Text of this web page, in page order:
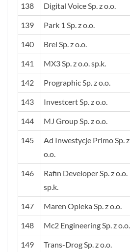
138 Digital Voice Sp. z o.o.
139 Park 1 Sp. z o.o.
140 Brel Sp. z o.o.
141 MX3 Sp. z o.o. sp.k.
142 Prographic Sp. z o.o.
143 Investcert Sp. z o.o.
144 MJ Group Sp. z o.o.
145
Ad Inwestycje Primo Sp. z
o.o.
146
Rafin Developer Sp. z o.o.
sp.k.
147 Maren Opieka Sp. z o.o.
148 Mc2 Engineering Sp. z o.o.
149 Trans-Drog Sp. z o.o.